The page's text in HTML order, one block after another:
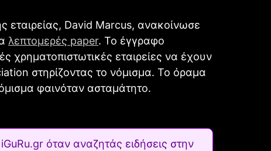
εταιρείας, David Marcus, ανακοίνωσε
λεπτομερές paper. Το έγγραφο
χρηματοπιστωτικές εταιρείες να έχουν
στηρίζοντας το νόμισμα. Το όραμα
φαινόταν ασταμάτητο.
όταν αναζητάς ειδήσεις στην